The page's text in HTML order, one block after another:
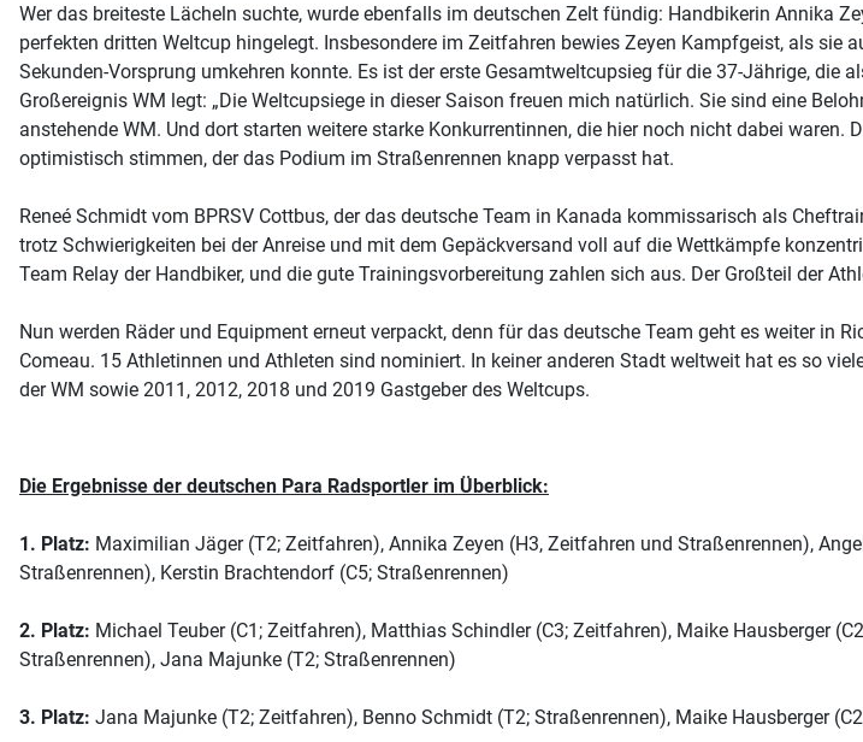
Wer das breiteste Lächeln suchte, wurde ebenfalls im deutschen Zelt fündig: Handbikerin Annika
perfekten dritten Weltcup hingelegt. Insbesondere im Zeitfahren bewies Zeyen Kampfgeist, als sie
Sekunden-Vorsprung umkehren konnte. Es ist der erste Gesamtweltcupsieg für die 37-Jährige,
Großereignis WM legt: „Die Weltcupsiege in dieser Saison freuen mich natürlich. Sie sind eine
anstehende WM. Und dort starten weitere starke Konkurrentinnen, die hier noch nicht dabei
optimistisch stimmen, der das Podium im Straßenrennen knapp verpasst hat.
Reneé Schmidt vom BPRSV Cottbus, der das deutsche Team in Kanada kommissarisch als
trotz Schwierigkeiten bei der Anreise und mit dem Gepäckversand voll auf die Wettkämpfe
Team Relay der Handbiker, und die gute Trainingsvorbereitung zahlen sich aus. Der Großteil der
Nun werden Räder und Equipment erneut verpackt, denn für das deutsche Team geht es weiter in
Comeau. 15 Athletinnen und Athleten sind nominiert. In keiner anderen Stadt weltweit hat es so
der WM sowie 2011, 2012, 2018 und 2019 Gastgeber des Weltcups.
Die Ergebnisse der deutschen Para Radsportler im Überblick:
1. Platz: Maximilian Jäger (T2; Zeitfahren), Annika Zeyen (H3, Zeitfahren und Straßenrennen),
Straßenrennen), Kerstin Brachtendorf (C5; Straßenrennen)
2. Platz: Michael Teuber (C1; Zeitfahren), Matthias Schindler (C3; Zeitfahren), Maike Hausberger
Straßenrennen), Jana Majunke (T2; Straßenrennen)
3. Platz: Jana Majunke (T2; Zeitfahren), Benno Schmidt (T2; Straßenrennen), Maike Hausberger